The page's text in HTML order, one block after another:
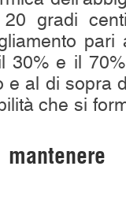
gradi
pari
30% e il
al di sopra
che si